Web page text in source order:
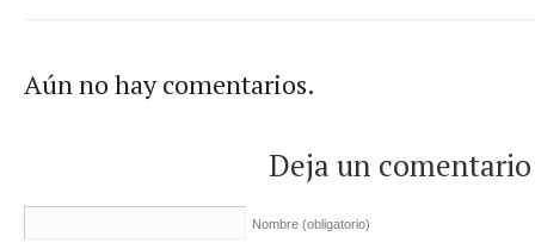
Aún no hay comentarios.
Deja un comentario
Nombre (obligatorio)